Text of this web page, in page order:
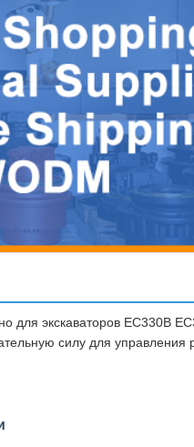
для экскаваторов EC330B
силу для